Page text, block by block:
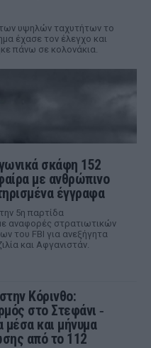
των υψηλών ταχυτήτων το
έχασε τον έλεγχο και
πάνω σε κολονάκια.
σκάφη 152
με ανθρώπινο
έγγραφα
5η παρτίδα
αναφορές στρατιωτικών
του FBI για ανεξήγητα
και Αφγανιστάν.
Κόρινθο:
στο Στεφάνι ‑
μέσα και μήνυμα
από το 112